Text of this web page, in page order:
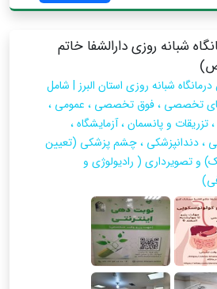
شبانه روزی دارالشفا خاتم
درمانگاه شبانه روزی استان البرز | شامل
تخصصی ، فوق تخصصی ، عمومی ،
تزریقات و پانسمان ، آزمایشگاه ،
، دندانپزشکی ، چشم پزشکی (تعیین
و تصویرداری ( رادیولوژی و